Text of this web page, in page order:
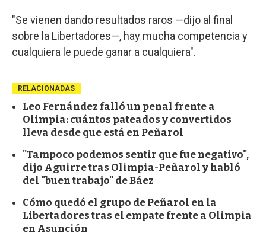
"Se vienen dando resultados raros —dijo al final
sobre la Libertadores—, hay mucha competencia y
cualquiera le puede ganar a cualquiera".
RELACIONADAS
Leo Fernández falló un penal frente a
Olimpia: cuántos pateados y convertidos
lleva desde que está en Peñarol
"Tampoco podemos sentir que fue negativo",
dijo Aguirre tras Olimpia-Peñarol y habló
del "buen trabajo" de Báez
Cómo quedó el grupo de Peñarol en la
Libertadores tras el empate frente a Olimpia
en Asunción